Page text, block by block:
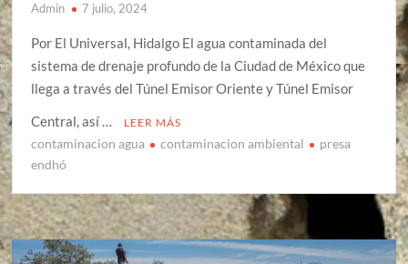
Admin 7 julio, 2024
Por El Universal, Hidalgo El agua contaminada del
sistema de drenaje profundo de la Ciudad de México que
llega a través del Túnel Emisor Oriente y Túnel Emisor
Central, así …
LEER MÁS
contaminacion agua contaminacion ambiental
presa
endhó